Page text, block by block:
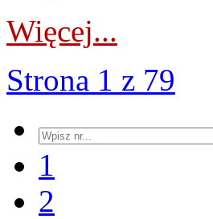
Więcej...
Strona 1 z 79
1
2